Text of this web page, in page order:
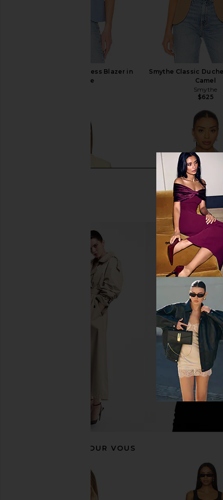
Smythe Classic Duchess Blazer in
Periwinkle
Smythe Classic
Camel
Smythe
$625
Favorite Daughter The Favorite
Oversized Blazer in Moonbeam
Favorite Daughter
Smythe Seamed
Tweed
Smythe
$708
RECOMMANDÉ POUR VOUS